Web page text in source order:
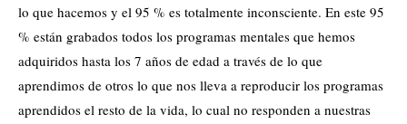
lo que hacemos y el 95 % es totalmente inconsciente. En este 95
% están grabados todos los programas mentales que hemos
adquiridos hasta los 7 años de edad a través de lo que
aprendimos de otros lo que nos lleva a reproducir los programas
aprendidos el resto de la vida, lo cual no responden a nuestras